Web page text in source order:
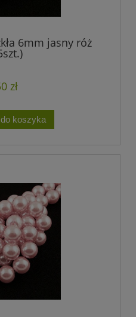
6mm jasny róż
zł
do koszyka